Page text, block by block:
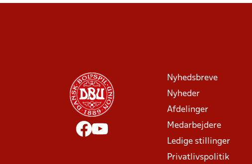
Nyhedsbreve
Nyheder
Afdelinger
Medarbejdere
Ledige stillinger
Privatlivspolitik